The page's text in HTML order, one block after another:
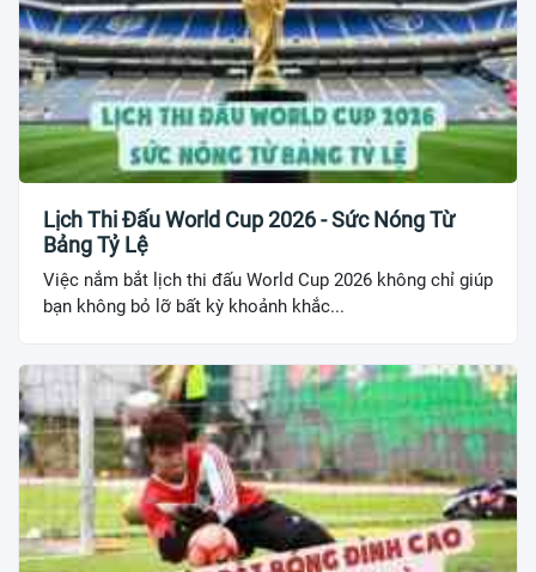
Lịch Thi Đấu World Cup 2026 - Sức Nóng Từ
Bảng Tỷ Lệ
Việc nắm bắt lịch thi đấu World Cup 2026 không chỉ giúp
bạn không bỏ lỡ bất kỳ khoảnh khắc...